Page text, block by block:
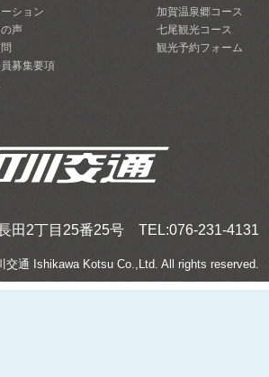
ション
声
募集要項
加賀温泉郷コース
七尾観光コース
観光予約フォーム
田2丁目25番25号 TEL:076-231-4131
交通 Ishikawa Kotsu Co.,Ltd. All rights reserved.